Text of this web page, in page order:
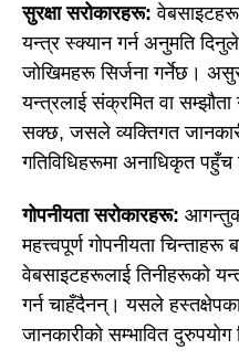
सुरक्षा सरोकारहरू:
यन्त्र स्क्यान गर्न अनुमति दिनुले
जोखिमहरू सिर्जना गर्नेछ।
यन्त्रलाई संक्रमित वा सम्झौता
सक्छ, जसले व्यक्तिगत
गतिविधिहरूमा अनाधिकृत पहुँच
गोपनीयता सरोकारहरू:
महत्त्वपूर्ण गोपनीयता
वेबसाइटहरूलाई तिनीहरूको
गर्न चाहँदैनन्। यसले
जानकारीको सम्भावित